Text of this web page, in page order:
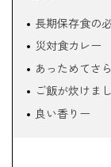
長期保存食の
災対食カレー
あっためてさ
ご飯が炊けま
良い香りー
アイリスフ